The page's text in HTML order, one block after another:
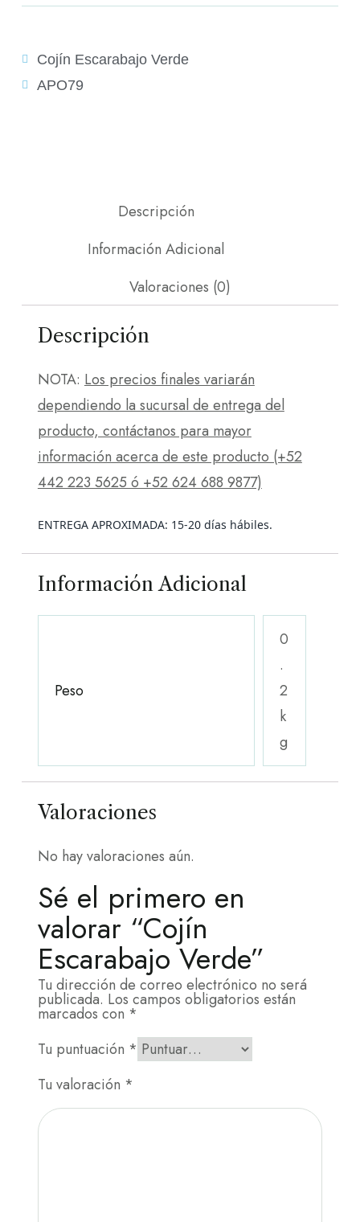
Cojín Escarabajo Verde
APO79
Descripción
Información Adicional
Valoraciones (0)
Descripción
NOTA: Los precios finales variarán
dependiendo la sucursal de entrega del
producto, contáctanos para mayor
información acerca de este producto (+52
442 223 5625 ó +52 624 688 9877)
ENTREGA APROXIMADA: 15-20 días hábiles.
Información Adicional
Peso
0
.
2
k
g
Valoraciones
No hay valoraciones aún.
Sé el primero en
valorar “Cojín
Escarabajo Verde”
Tu dirección de correo electrónico no será
publicada. Los campos obligatorios están
marcados con *
Tu puntuación *
Tu valoración *